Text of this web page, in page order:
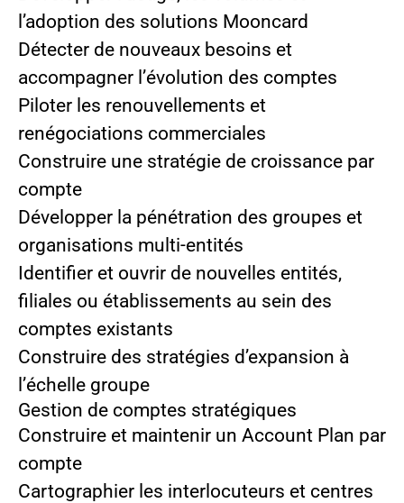
l’adoption des solutions Mooncard
Détecter de nouveaux besoins et
accompagner l’évolution des comptes
Piloter les renouvellements et
renégociations commerciales
Construire une stratégie de croissance par
compte
Développer la pénétration des groupes et
organisations multi-entités
Identifier et ouvrir de nouvelles entités,
filiales ou établissements au sein des
comptes existants
Construire des stratégies d’expansion à
l’échelle groupe
Gestion de comptes stratégiques
Construire et maintenir un Account Plan par
compte
Cartographier les interlocuteurs et centres